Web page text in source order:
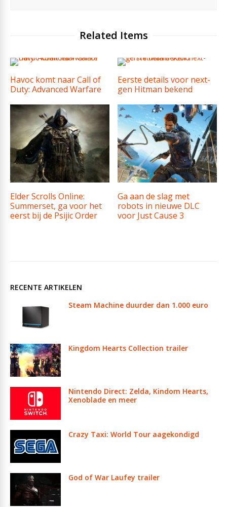
Related Items
Havoc komt naar Call of
Duty: Advanced Warfare
Eerste details voor next-
gen Hitman bekend
Elder Scrolls Online:
Summerset, ga voor het
eerst bij de Psijic Order
Ga aan de slag met
robots in nieuwe DLC
voor Just Cause 3
RECENTE ARTIKELEN
Steam Machine duurder dan 1.000 euro
Kingdom Hearts Collection trailer
Nintendo Direct: Zelda, Kindom Hearts,
Xenoblade en meer
Crazy Taxi: World Tour aagekondigd
God of War Laufey trailer